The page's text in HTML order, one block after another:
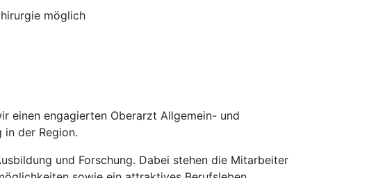
möglich
einen engagierten Oberarzt Allgemein- und
der Region.
und Forschung. Dabei stehen die Mitarbeiter